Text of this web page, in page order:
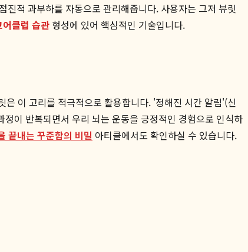
적 과부하를 자동으로 관리해줍니다. 사용자는 그저 뷰릿
어클럽 습관 형성에 있어 핵심적인 기술입니다.
이 고리를 적극적으로 활용합니다. '정해진 시간 알림'(신
이 반복되면서 우리 뇌는 운동을 긍정적인 경험으로 인식하
끝내는 꾸준함의 비밀 아티클에서도 확인하실 수 있습니다.